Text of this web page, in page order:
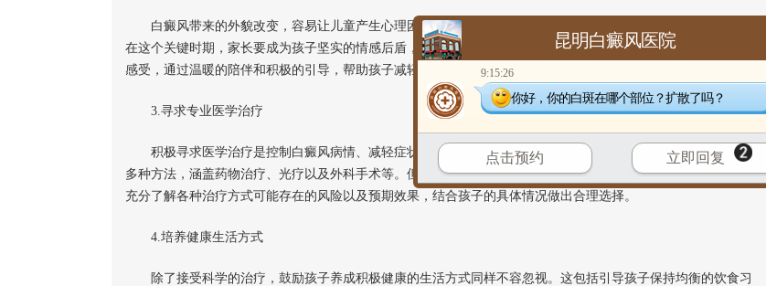
白癜风带来的外貌改变，容易让儿童产生心理困扰，他们可能会因害怕被他人嘲笑、排斥而变得自卑、孤僻。
在这个关键时期，家长要成为孩子坚实的情感后盾，给予他们足够的情感支持与鼓励。耐心倾听孩子内心的想法和
感受，通过温暖的陪伴和积极的引导，帮助孩子减轻心理压力，缓解焦虑情绪。
3.寻求专业医学治疗
积极寻求医学治疗是控制白癜风病情、减轻症状、防止其进一步扩散的关键。现代医学为 白癜风的治疗
提供了
多种方法，涵盖药物治疗、光疗以及外科手术等。但在为孩子选择治疗方案时，家长务必先咨询专业医生的建议，
充分了解各种治疗方式可能存在的风险以及预期效果，结合孩子的具体情况做出合理选择。
4.培养健康生活方式
除了接受科学的治疗，鼓励孩子养成积极健康的生活方式同样不容忽视。这包括引导孩子保持均衡的饮食习
昆明白癜风医院
9:15:26
你好，你的白斑在哪个部位？扩散了吗？
点击预约 立即回复